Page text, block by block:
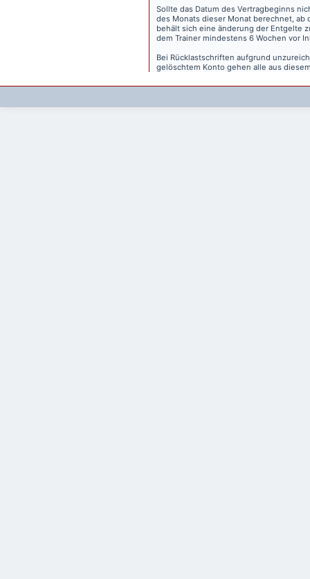
Sollte das Datum des Vertragbeginns
des Monats dieser Monat berechnet, ab
behält sich eine änderung der Entgelte
dem Trainer mindestens 6 Wochen vor
Bei Rücklastschriften aufgrund
gelöschtem Konto gehen alle aus